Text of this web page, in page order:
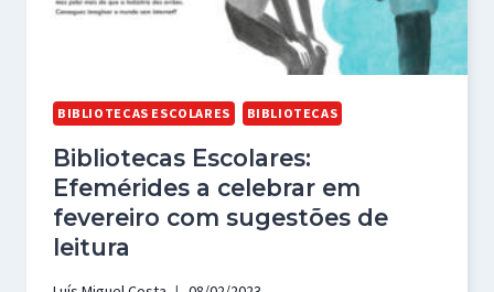
BIBLIOTECAS ESCOLARES BIBLIOTECAS
Bibliotecas Escolares:
Efemérides a celebrar em
fevereiro com sugestões de
leitura